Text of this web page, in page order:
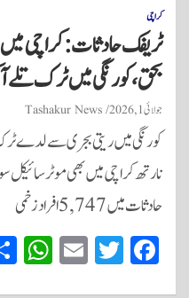
کراچی
بحق، کورنگی میں ٹرک تلے آکر 10 سالہ بچہ جان
جولائی 1, 2026 Tashakur News
کورنگی میں ریتی بجری سے لدے
نارتھ کراچی میں بھی موٹر
حادثات میں 5,747 افراد زخمی
Fa
ce
T
wi
E
m